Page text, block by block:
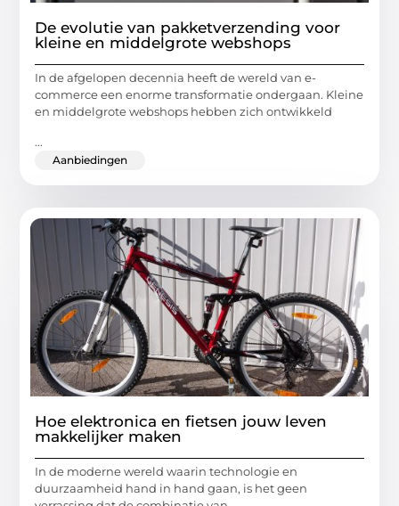
De evolutie van pakketverzending voor
kleine en middelgrote webshops
In de afgelopen decennia heeft de wereld van e-
commerce een enorme transformatie ondergaan. Kleine
en middelgrote webshops hebben zich ontwikkeld
...
Aanbiedingen
Hoe elektronica en fietsen jouw leven
makkelijker maken
In de moderne wereld waarin technologie en
duurzaamheid hand in hand gaan, is het geen